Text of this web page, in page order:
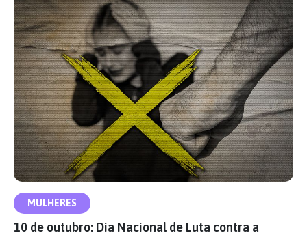
MULHERES
10 de outubro: Dia Nacional de Luta contra a